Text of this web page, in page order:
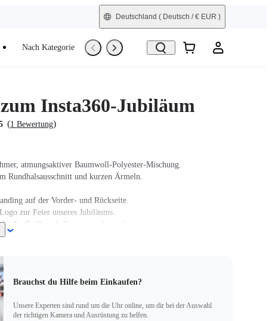
Deutschland ( Deutsch / € EUR )
Nach Kategorie Trade-In Generalüberholt
Insta360-Jubiläum
(1 Bewertung)
atmungsaktiver Baumwoll-Polyester-Mischung.
Rundhalsausschnitt und kurzen Ärmeln.
auf der Vorder- und Rückseite.
zur Feier unseres Jubiläums.
die Größentabelle gut an, damit du auch sicher die richtige
Brauchst du Hilfe beim Einkaufen?
Unsere Experten sind rund um die Uhr online, um dir bei der Auswahl
der richtigen Kamera und Ausrüstung zu helfen.